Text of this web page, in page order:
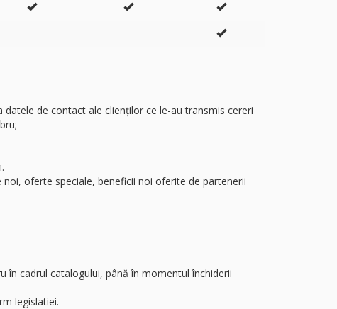
de contact ale clienților ce le-au transmis cereri
oferte speciale, beneficii noi oferite de partenerii
în cadrul catalogului, până în momentul închiderii
legislatiei.